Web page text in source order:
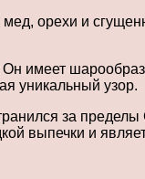
орехи и
имеет
уникальный узор.
за
выпечки и